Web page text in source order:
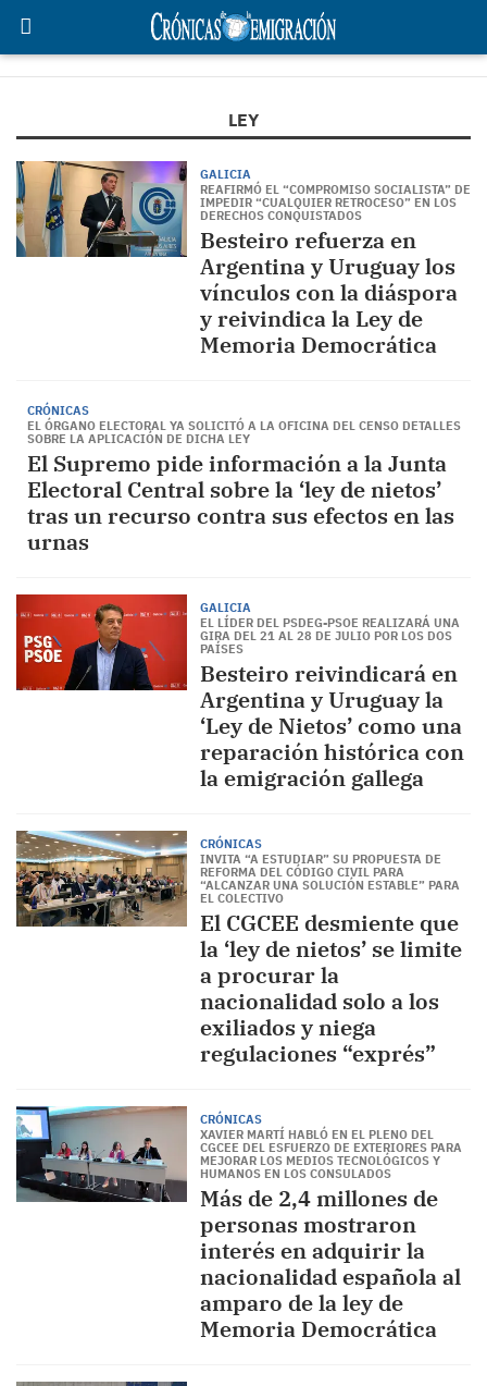
LEY
GALICIA
REAFIRMÓ EL “COMPROMISO SOCIALISTA” DE
IMPEDIR “CUALQUIER RETROCESO” EN LOS
DERECHOS CONQUISTADOS
Besteiro refuerza en
Argentina y Uruguay los
vínculos con la diáspora
y reivindica la Ley de
Memoria Democrática
CRÓNICAS
EL ÓRGANO ELECTORAL YA SOLICITÓ A LA OFICINA DEL CENSO DETALLES
SOBRE LA APLICACIÓN DE DICHA LEY
El Supremo pide información a la Junta
Electoral Central sobre la ‘ley de nietos’
tras un recurso contra sus efectos en las
urnas
GALICIA
EL LÍDER DEL PSDEG-PSOE REALIZARÁ UNA
GIRA DEL 21 AL 28 DE JULIO POR LOS DOS
PAÍSES
Besteiro reivindicará en
Argentina y Uruguay la
‘Ley de Nietos’ como una
reparación histórica con
la emigración gallega
CRÓNICAS
INVITA “A ESTUDIAR” SU PROPUESTA DE
REFORMA DEL CÓDIGO CIVIL PARA
“ALCANZAR UNA SOLUCIÓN ESTABLE” PARA
EL COLECTIVO
El CGCEE desmiente que
la ‘ley de nietos’ se limite
a procurar la
nacionalidad solo a los
exiliados y niega
regulaciones “exprés”
CRÓNICAS
XAVIER MARTÍ HABLÓ EN EL PLENO DEL
CGCEE DEL ESFUERZO DE EXTERIORES PARA
MEJORAR LOS MEDIOS TECNOLÓGICOS Y
HUMANOS EN LOS CONSULADOS
Más de 2,4 millones de
personas mostraron
interés en adquirir la
nacionalidad española al
amparo de la ley de
Memoria Democrática